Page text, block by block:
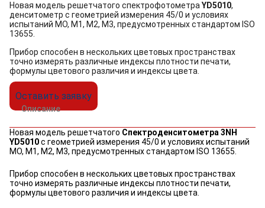
Новая модель решетчатого спектрофотометра YD5010,
денситометр с геометрией измерения 45/0 и условиях
испытаний MO, M1, M2, M3, предусмотренных стандартом ISO
13655.
Прибор способен в нескольких цветовых пространствах
точно измерять различные индексы плотности печати,
формулы цветового различия и индексы цвета.
Оставить заявку
Описание
Новая модель решетчатого Спектроденситометра 3NH
YD5010с геометрией измерения 45/0 и условиях испытаний
MO, M1, M2, M3, предусмотренных стандартом ISO 13655.
Прибор способен в нескольких цветовых пространствах
точно измерять различные индексы плотности печати,
формулы цветового различия и индексы цвета.